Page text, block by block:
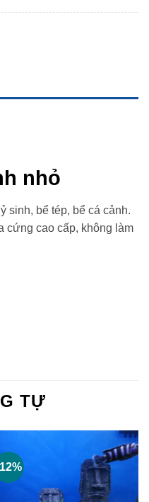
nhỏ
sinh, bể tép, bể cá cảnh.
cứng cao cấp, không làm
TỰ